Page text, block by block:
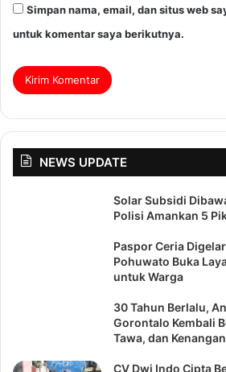
Simpan nama, email, dan situs web
untuk komentar saya berikutnya.
NEWS UPDATE
Solar Subsidi
Polisi Amankan 5
Paspor Ceria
Pohuwato Buka
untuk Warga
30 Tahun Berlalu,
Gorontalo Kembali
Tawa, dan
CV Dwi Indo Cipta